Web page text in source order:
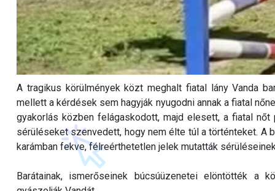
A tragikus körülmények közt meghalt fiatal lány Vanda
mellett a kérdések sem hagyják nyugodni annak a fiatal
gyakorlás közben felágaskodott, majd elesett, a fiatal
sérüléseket szenvedett, hogy nem élte túl a történteket.
karámban fekve, félreérthetetlen jelek mutatták
Barátainak, ismerőseinek búcsúüzenetei elöntötték a